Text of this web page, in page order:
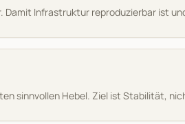
Infrastruktur reproduzierbar ist
sinnvollen Hebel. Ziel ist Stabilität,